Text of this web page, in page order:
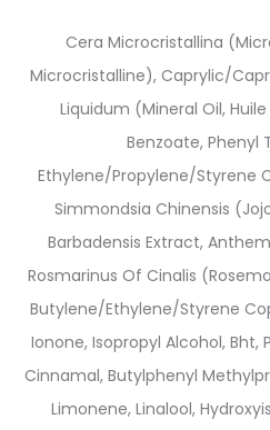
Cera Microcristallina
Microcristalline), Caprylic/
Liquidum (Mineral Oil, Huile
Benzoate, Phenyl
Ethylene/Propylene/Styrene
Simmondsia Chinensis
Barbadensis Extract,
Rosmarinus Of Cinalis
Butylene/Ethylene/Styrene
Ionone, Isopropyl Alcohol,
Cinnamal, Butylphenyl
Limonene, Linalool,